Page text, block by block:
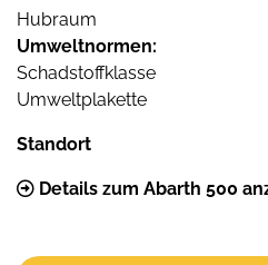
Hubraum
Umweltnormen:
Schadstoffklasse
Umweltplakette
Standort
Details zum Abarth 500